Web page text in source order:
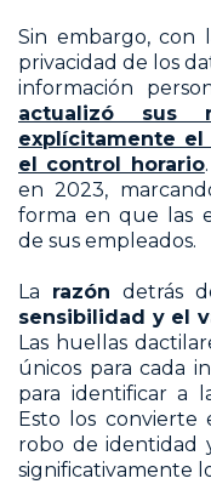
Sin embargo, con
privacidad de los
información
actualizó sus
explícitamente
el control horario
en 2023,
forma en que las
de sus empleados.
La razón detrás
sensibilidad y el
Las huellas
únicos para cada
para identificar a
Esto los convierte
robo de identidad
significativamente